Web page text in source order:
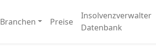
Branchen Preise
Insolvenzverwalter
Datenbank